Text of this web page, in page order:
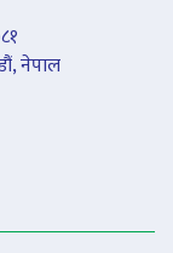
नेपाल